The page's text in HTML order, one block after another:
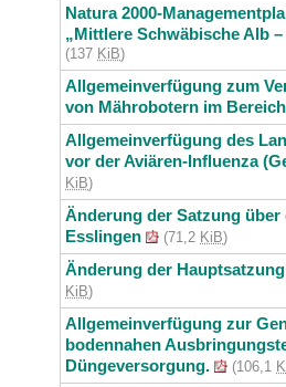
Natura 2000-
„Mittlere Schwäbische Alb
(137 KiB)
Allgemeinverfügung zum
von Mährobotern im
Allgemeinverfügung des
vor der Aviären-Influenza
KiB)
Änderung der Satzung
Esslingen
(71,2 KiB)
Änderung der
KiB)
Allgemeinverfügung zur
bodennahen
Düngeversorgung.
(106,1